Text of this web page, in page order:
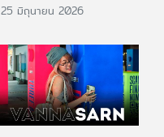
25 มิถุนายน 2026